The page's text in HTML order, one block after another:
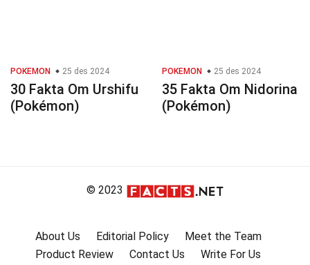
POKEMON 25 des 2024
30 Fakta Om Urshifu
(Pokémon)
POKEMON 25 des 2024
35 Fakta Om Nidorina
(Pokémon)
© 2023
About Us Editorial Policy
Meet the Team
Product Review
Contact Us
Write For Us